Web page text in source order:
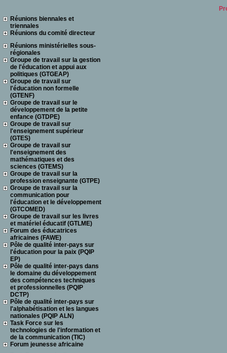
Réunions biennales et
triennales
Réunions du comité directeur
Réunions ministérielles sous-
régionales
Groupe de travail sur la gestion
de l'éducation et appui aux
politiques (GTGEAP)
Groupe de travail sur
l'éducation non formelle
(GTENF)
Groupe de travail sur le
développement de la petite
enfance (GTDPE)
Groupe de travail sur
l'enseignement supérieur
(GTES)
Groupe de travail sur
l'enseignement des
mathématiques et des
sciences (GTEMS)
Groupe de travail sur la
profession enseignante (GTPE)
Groupe de travail sur la
communication pour
l'éducation et le développement
(GTCOMED)
Groupe de travail sur les livres
et matériel éducatif (GTLME)
Forum des éducatrices
africaines (FAWE)
Pôle de qualité inter-pays sur
l'éducation pour la paix (PQIP
EP)
Pôle de qualité inter-pays dans
le domaine du développement
des compétences techniques
et professionnelles (PQIP
DCTP)
Pôle de qualité inter-pays sur
l'alphabétisation et les langues
nationales (PQIP ALN)
Task Force sur les
technologies de l'information et
de la communication (TIC)
Forum jeunesse africaine